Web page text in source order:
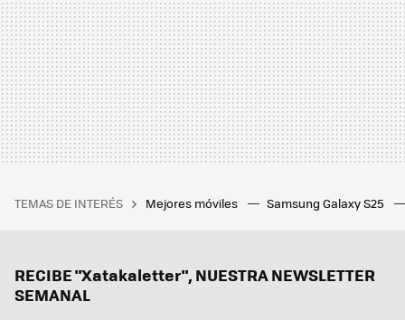
TEMAS DE INTERÉS Mejores móviles Samsung Galaxy S25
RECIBE "Xatakaletter", NUESTRA NEWSLETTER
SEMANAL